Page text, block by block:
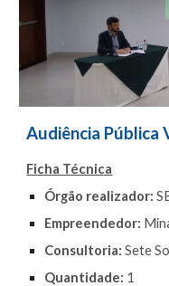
Audiência Pública
Ficha Técnica
Órgão realizador:
Empreendedor:
Consultoria:Sete
Quantidade: 1